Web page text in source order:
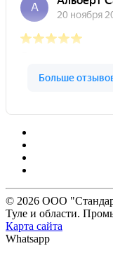
© 2026 ООО
Туле и области.
Карта сайта
Whatsapp